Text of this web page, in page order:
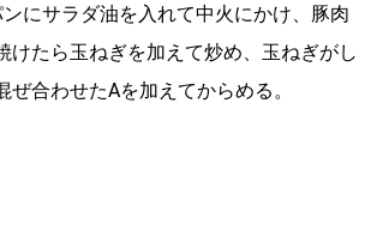
にサラダ油を入れて中火にかけ、豚肉
けたら玉ねぎを加えて炒め、玉ねぎがし
ぜ合わせたAを加えてからめる。